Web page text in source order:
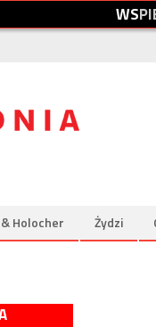
WSPI
Holocher Żydzi